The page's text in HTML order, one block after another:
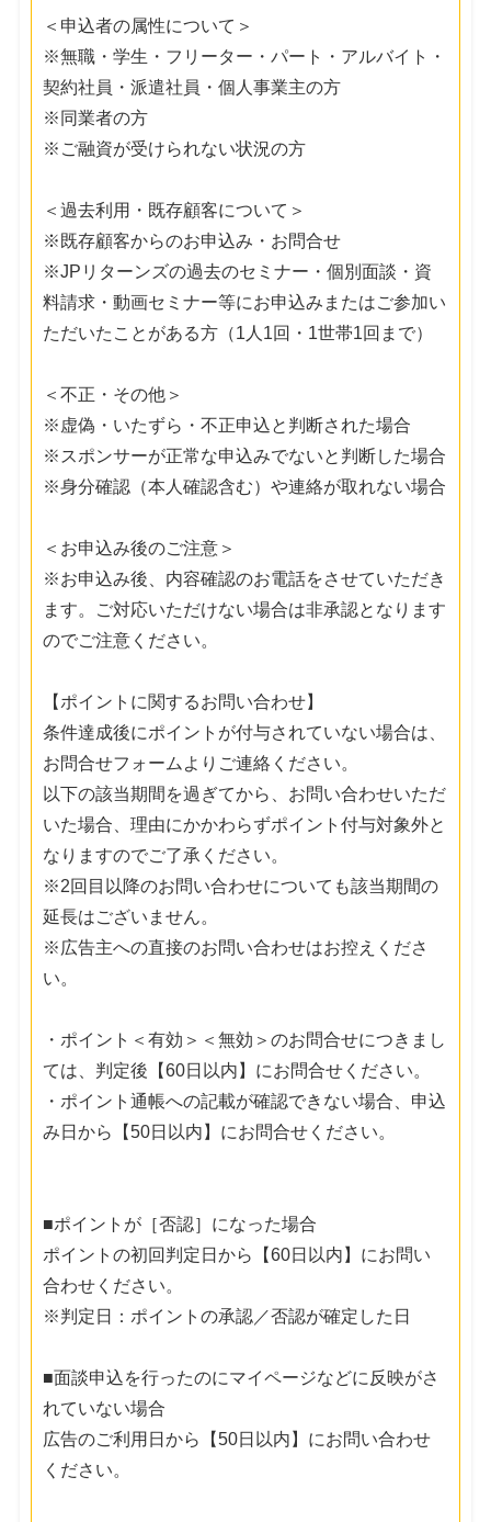
＜申込者の属性について＞
※無職・学生・フリーター・パート・アルバイト・
契約社員・派遣社員・個人事業主の方
※同業者の方
※ご融資が受けられない状況の方
＜過去利用・既存顧客について＞
※既存顧客からのお申込み・お問合せ
※JPリターンズの過去のセミナー・個別面談・資
料請求・動画セミナー等にお申込みまたはご参加い
ただいたことがある方（1人1回・1世帯1回まで）
＜不正・その他＞
※虚偽・いたずら・不正申込と判断された場合
※スポンサーが正常な申込みでないと判断した場合
※身分確認（本人確認含む）や連絡が取れない場合
＜お申込み後のご注意＞
※お申込み後、内容確認のお電話をさせていただき
ます。ご対応いただけない場合は非承認となります
のでご注意ください。
【ポイントに関するお問い合わせ】
条件達成後にポイントが付与されていない場合は、
お問合せフォームよりご連絡ください。
以下の該当期間を過ぎてから、お問い合わせいただ
いた場合、理由にかかわらずポイント付与対象外と
なりますのでご了承ください。
※2回目以降のお問い合わせについても該当期間の
延長はございません。
※広告主への直接のお問い合わせはお控えくださ
い。
・ポイント＜有効＞＜無効＞のお問合せにつきまし
ては、判定後【60日以内】にお問合せください。
・ポイント通帳への記載が確認できない場合、申込
み日から【50日以内】にお問合せください。
■ポイントが［否認］になった場合
ポイントの初回判定日から【60日以内】にお問い
合わせください。
※判定日：ポイントの承認／否認が確定した日
■面談申込を行ったのにマイページなどに反映がさ
れていない場合
広告のご利用日から【50日以内】にお問い合わせ
ください。